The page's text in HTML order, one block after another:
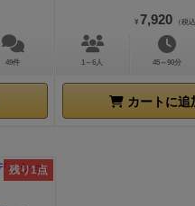
49件
¥ 7,920 （税
1～6人 45～90分
カートに追
残り1点